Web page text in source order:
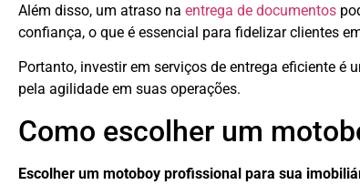
Além disso, um atraso na entrega de documentos
confiança, o que é essencial para fidelizar clientes
Portanto, investir em serviços de entrega eficiente é
pela agilidade em suas operações.
Como escolher um
Escolher um motoboy profissional para sua